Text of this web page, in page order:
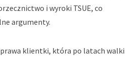
i wyroki TSUE, co
argumenty.
klientki, która po latach walki